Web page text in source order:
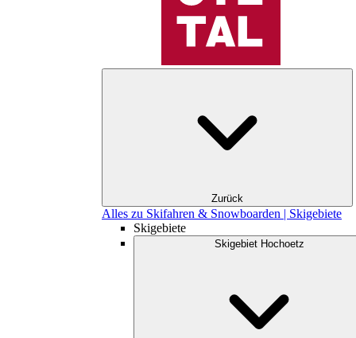
Zurück
Alles zu Skifahren & Snowboarden | Skigebiete
Skigebiete
Skigebiet Hochoetz